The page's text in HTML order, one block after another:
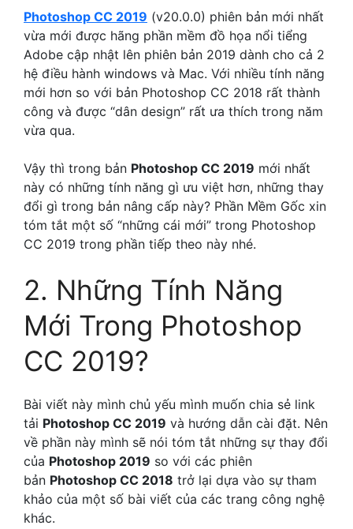
Photoshop CC 2019 (v20.0.0) phiên bản mới nhất
vừa mới được hãng phần mềm đồ họa nổi tiểng
Adobe cập nhật lên phiên bản 2019 dành cho cả 2
hệ điều hành windows và Mac. Với nhiều tính năng
mới hơn so với bản Photoshop CC 2018 rất thành
công và được “dân design” rất ưa thích trong năm
vừa qua.
Vậy thì trong bản Photoshop CC 2019 mới nhất
này có những tính năng gì ưu việt hơn, những thay
đổi gì trong bản nâng cấp này? Phần Mềm Gốc xin
tóm tắt một số “những cái mới” trong Photoshop
CC 2019 trong phần tiếp theo này nhé.
2. Những Tính Năng
Mới Trong Photoshop
CC 2019?
Bài viết này mình chủ yếu mình muốn chia sẻ link
tải Photoshop CC 2019 và hướng dẫn cài đặt. Nên
về phần này mình sẽ nói tóm tắt những sự thay đổi
của Photoshop 2019 so với các phiên
bản Photoshop CC 2018 trở lại dựa vào sự tham
khảo của một số bài viết của các trang công nghệ
khác.